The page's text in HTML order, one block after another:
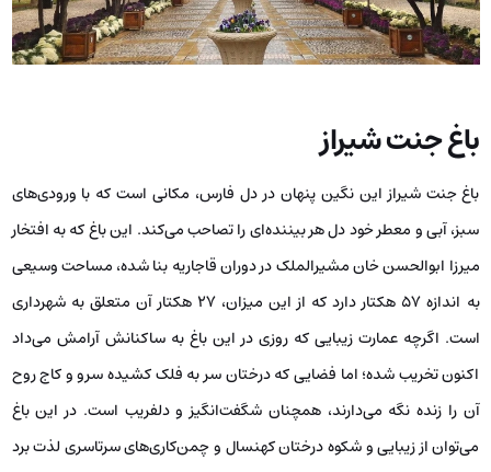
باغ جنت شیراز
باغ جنت شیراز این نگین پنهان در دل فارس، مکانی است که با ورودی‌های
سبز، آبی و معطر خود دل هر بیننده‌ای را تصاحب می‌کند. این باغ که به افتخار
میرزا ابوالحسن خان مشیرالملک در دوران قاجاریه بنا شده، مساحت وسیعی
به اندازه ۵۷ هکتار دارد که از این میزان، ۲۷ هکتار آن متعلق به شهرداری
است. اگرچه عمارت زیبایی که روزی در این باغ به ساکنانش آرامش می‌داد
اکنون تخریب شده؛ اما فضایی که درختان سر به فلک کشیده سرو و کاج روح
آن را زنده نگه می‌دارند، همچنان شگفت‌انگیز و دلفریب است. در این باغ
می‌توان از زیبایی و شکوه درختان کهنسال و چمن‌کاری‌های سرتاسری لذت برد